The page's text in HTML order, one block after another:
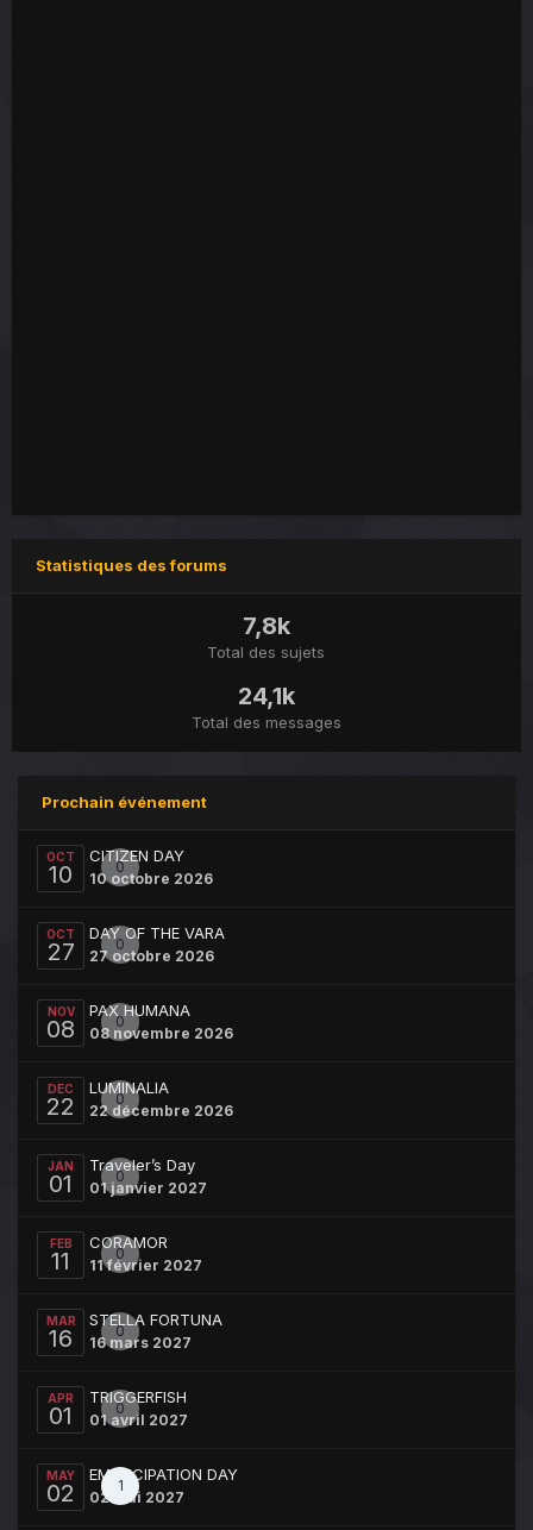
Statistiques des forums
7,8k
Total des sujets
24,1k
Total des messages
Prochain événement
OCT
10 0
CITIZEN DAY
10 octobre 2026
OCT
27 0
DAY OF THE VARA
27 octobre 2026
NOV
08 0
PAX HUMANA
08 novembre 2026
DEC
22 0
LUMINALIA
22 décembre 2026
JAN
01 0
Traveler’s Day
01 janvier 2027
FEB
11 0
CORAMOR
11 février 2027
MAR
16 0
STELLA FORTUNA
16 mars 2027
APR
01 0
TRIGGERFISH
01 avril 2027
MAY
02 1
EMANCIPATION DAY
02 mai 2027